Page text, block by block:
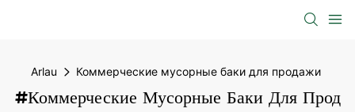
Arlau Коммерческие мусорные баки для продажи
#Коммерческие Мусорные Баки Для Прод